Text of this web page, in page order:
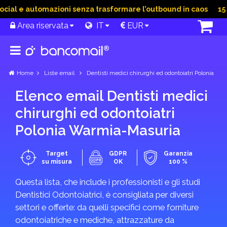
e automazioni senza trasformare l’outbound in caos 15
Area riservata IT EUR
Home Liste email Dentisti medici chirurghi ed odontoiatri Polonia
Elenco email Dentisti medici
chirurghi ed odontoiatri
Polonia Warmia-Masuria
Target
su misura
GDPR
OK
Garanzia
100 %
Questa lista, che include i professionisti e gli studi
Dentistici Odontoiatrici, è consigliata per diversi
settori e offerte: da quelli specifici come forniture
odontoiatriche e mediche, attrazzature da